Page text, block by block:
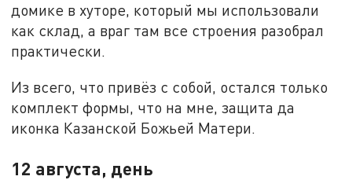
домике в хуторе, который мы использовали
как склад, а враг там все строения разобрал
практически.
Из всего, что привёз с собой, остался только
комплект формы, что на мне, защита да
иконка Казанской Божьей Матери.
12 августа, день